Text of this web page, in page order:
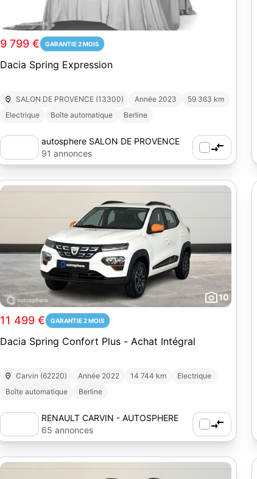
9 799 € GARANTIE 2 MOIS
Dacia Spring Expression
SALON DE PROVENCE (13300) Année 2023
59 363 km
Electrique
Boîte automatique Berline
autosphere SALON DE PROVENCE
91 annonces
10
11 499 € GARANTIE 2 MOIS
Dacia Spring Confort Plus - Achat Intégral
Carvin (62220) Année 2022 14 744 km
Electrique
Boîte automatique
Berline
RENAULT CARVIN - AUTOSPHERE
65 annonces